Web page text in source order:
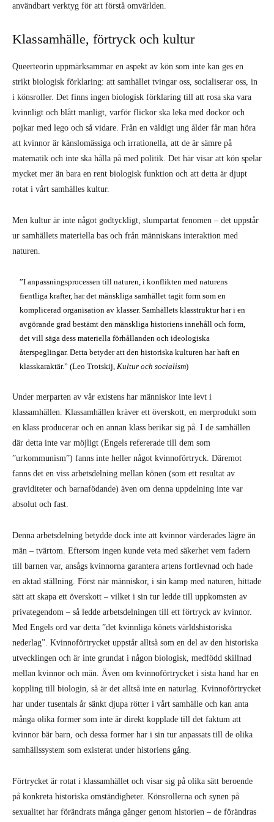
användbart verktyg för att förstå omvärlden.
Klassamhälle, förtryck och kultur
Queerteorin uppmärksammar en aspekt av kön som inte kan ges en
strikt biologisk förklaring: att samhället tvingar oss, socialiserar oss, in
i könsroller. Det finns ingen biologisk förklaring till att rosa ska vara
kvinnligt och blått manligt, varför flickor ska leka med dockor och
pojkar med lego och så vidare. Från en väldigt ung ålder får man höra
att kvinnor är känslomässiga och irrationella, att de är sämre på
matematik och inte ska hålla på med politik. Det här visar att kön spelar
mycket mer än bara en rent biologisk funktion och att detta är djupt
rotat i vårt samhälles kultur.
Men kultur är inte något godtyckligt, slumpartat fenomen – det uppstår
ur samhällets materiella bas och från människans interaktion med
naturen.
”I anpassningsprocessen till naturen, i konflikten med naturens
fientliga krafter, har det mänskliga samhället tagit form som en
komplicerad organisation av klasser. Samhällets klasstruktur har i en
avgörande grad bestämt den mänskliga historiens innehåll och form,
det vill säga dess materiella förhållanden och ideologiska
återspeglingar. Detta betyder att den historiska kulturen har haft en
klasskaraktär.” (Leo Trotskij, Kultur och socialism)
Under merparten av vår existens har människor inte levt i
klassamhällen. Klassamhällen kräver ett överskott, en merprodukt som
en klass producerar och en annan klass berikar sig på. I de samhällen
där detta inte var möjligt (Engels refererade till dem som
”urkommunism”) fanns inte heller något kvinnoförtryck. Däremot
fanns det en viss arbetsdelning mellan könen (som ett resultat av
graviditeter och barnafödande) även om denna uppdelning inte var
absolut och fast.
Denna arbetsdelning betydde dock inte att kvinnor värderades lägre än
män – tvärtom. Eftersom ingen kunde veta med säkerhet vem fadern
till barnen var, ansågs kvinnorna garantera artens fortlevnad och hade
en aktad ställning. Först när människor, i sin kamp med naturen, hittade
sätt att skapa ett överskott – vilket i sin tur ledde till uppkomsten av
privategendom – så ledde arbetsdelningen till ett förtryck av kvinnor.
Med Engels ord var detta ”det kvinnliga könets världshistoriska
nederlag”. Kvinnoförtrycket uppstår alltså som en del av den historiska
utvecklingen och är inte grundat i någon biologisk, medfödd skillnad
mellan kvinnor och män. Även om kvinnoförtrycket i sista hand har en
koppling till biologin, så är det alltså inte en naturlag. Kvinnoförtrycket
har under tusentals år sänkt djupa rötter i vårt samhälle och kan anta
många olika former som inte är direkt kopplade till det faktum att
kvinnor bär barn, och dessa former har i sin tur anpassats till de olika
samhällssystem som existerat under historiens gång.
Förtrycket är rotat i klassamhället och visar sig på olika sätt beroende
på konkreta historiska omständigheter. Könsrollerna och synen på
sexualitet har förändrats många gånger genom historien – de förändras